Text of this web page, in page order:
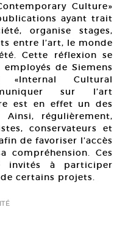
Culture»
ayant trait
organise stages,
entre l’art, le monde
Cette réflexion se
de Siemens
Cultural
sur l’art
est en effet un des
régulièrement,
conservateurs et
de favoriser l’accès
compréhension. Ces
invités à participer
certains projets.